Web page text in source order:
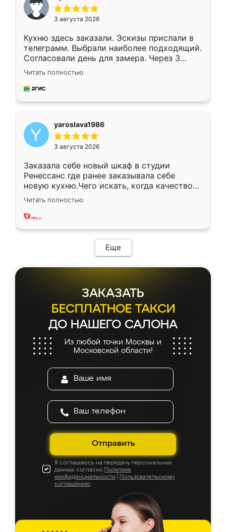
3 августа 2026
Кухню здесь заказали. Эскизы прислали в
телеграмм. Выбрали наиболее подходящий.
Согласовали день для замера. Через 3
недели кухня была уже готова. Остались
довольны работой. Спасибо Ренессанс
мебель за качественную работу!
Читать полностью
yaroslava1986
3 августа 2026
Заказала себе новый шкаф в студии
Ренессанс где ранее заказывала себе
новую кухню.Чего искать, когда качеством
вполне довольна. Служит кухня уже почти
два года, нареканий нет.
Читать полностью
Еще
ЗАКАЗАТЬ
БЕСПЛАТНОЕ ТАКСИ
ДО НАШЕГО САЛОНА
Из любой точки Москвы и
Московской области!
Отправить
Я соглашаюсь на передачу персональных
данных согласно Политике
конфиденциальности
Пользовательскому
соглашению